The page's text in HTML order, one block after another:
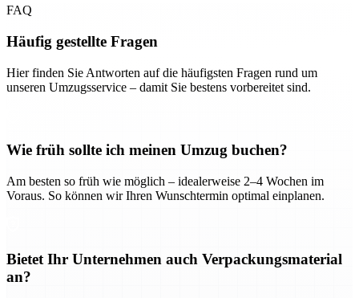
FAQ
Häufig gestellte Fragen
Hier finden Sie Antworten auf die häufigsten Fragen rund um
unseren Umzugsservice – damit Sie bestens vorbereitet sind.
Wie früh sollte ich meinen Umzug buchen?
Am besten so früh wie möglich – idealerweise 2–4 Wochen im
Voraus. So können wir Ihren Wunschtermin optimal einplanen.
Bietet Ihr Unternehmen auch Verpackungsmaterial
an?